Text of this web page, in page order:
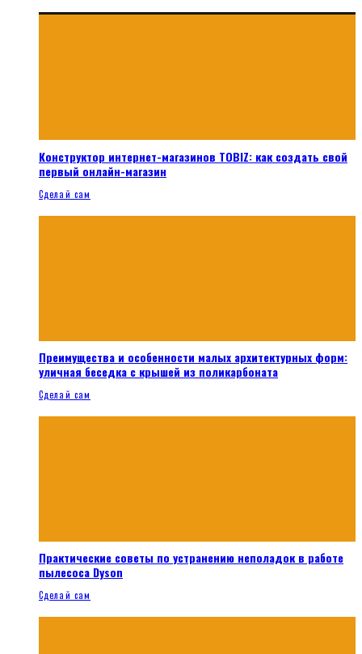
Конструктор интернет-магазинов TOBIZ: как создать свой
первый онлайн-магазин
Сделай сам
Преимущества и особенности малых архитектурных форм:
уличная беседка с крышей из поликарбоната
Сделай сам
Практические советы по устранению неполадок в работе
пылесоса Dyson
Сделай сам